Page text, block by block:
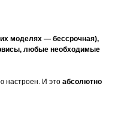
моделях — бессрочная),
любые необходимые
настроен. И это абсолютно